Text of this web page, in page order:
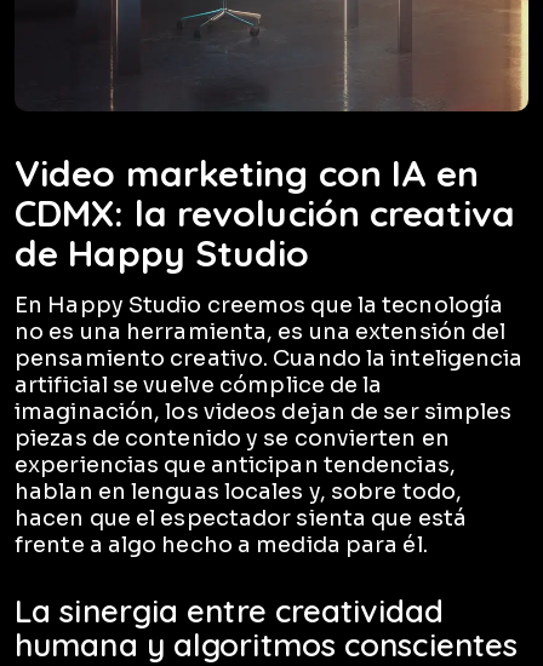
Video marketing con IA en
CDMX: la revolución creativa
de Happy Studio
En Happy Studio creemos que la tecnología
no es una herramienta, es una extensión del
pensamiento creativo. Cuando la inteligencia
artificial se vuelve cómplice de la
imaginación, los videos dejan de ser simples
piezas de contenido y se convierten en
experiencias que anticipan tendencias,
hablan en lenguas locales y, sobre todo,
hacen que el espectador sienta que está
frente a algo hecho a medida para él.
La sinergia entre creatividad
humana y algoritmos conscientes